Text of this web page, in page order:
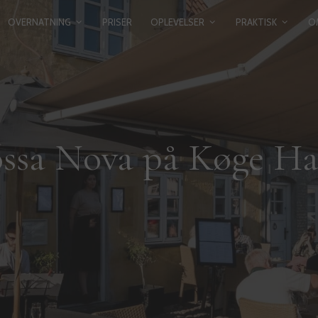
OVERNATNING PRISER OPLEVELSER PRAKTISK
Nova på Køge